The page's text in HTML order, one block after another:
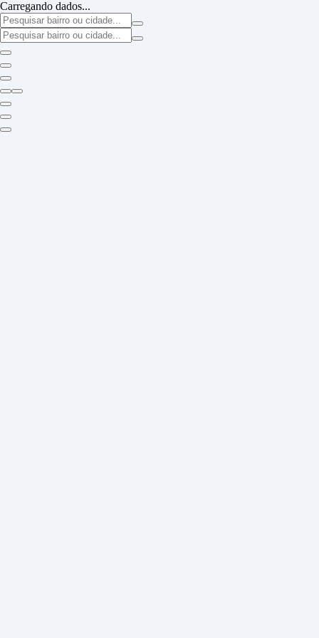
Carregando dados...